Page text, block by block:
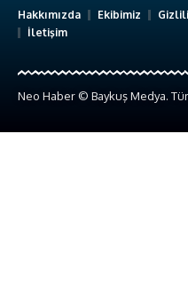
Hakkımızda Ekibimiz
İletişim
Neo Haber © Baykuş Medya.